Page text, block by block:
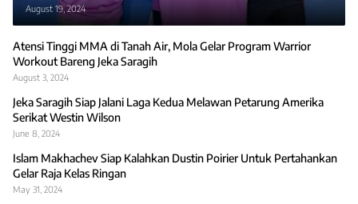
August 19, 2024
Atensi Tinggi MMA di Tanah Air, Mola Gelar Program Warrior
Workout Bareng Jeka Saragih
August 3, 2024
Jeka Saragih Siap Jalani Laga Kedua Melawan Petarung Amerika
Serikat Westin Wilson
June 8, 2024
Islam Makhachev Siap Kalahkan Dustin Poirier Untuk Pertahankan
Gelar Raja Kelas Ringan
May 31, 2024